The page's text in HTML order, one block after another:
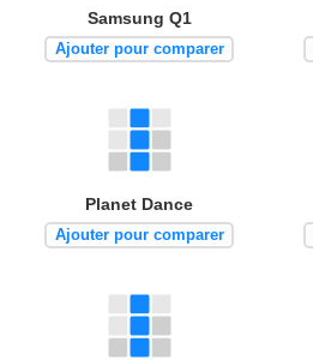
Samsung Q1
Ajouter pour comparer
Planet Dance
Ajouter pour comparer